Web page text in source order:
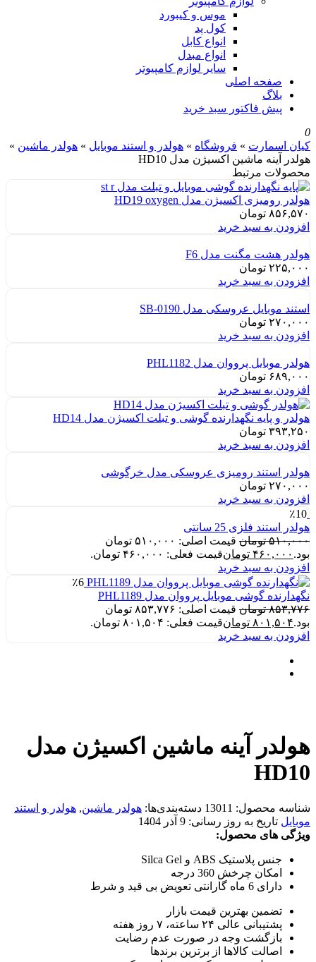
موس و کیبورد
کول پد
انواع کابل
انواع مبدل
سایر لوازم کامپیوتر
صفحه اصلی
بلاگ
پیش فاکتور سبد خرید
0
کیان اسمارت » فروشگاه » هولدر و استند موبایل » هولدر ماشین »
هولدر آینه ماشین اکسیژن مدل HD10
محصولات مرتبط
هولدر رومیزی اکسیژن مدل HD19 oxygen
۸۵۶,۵۷۰ تومان
افزودن به سبد خرید
هولدر هشت مگنت مدل F6
۲۲۵,۰۰۰ تومان
افزودن به سبد خرید
استند موبایل عروسکی مدل SB-0190
۲۷۰,۰۰۰ تومان
افزودن به سبد خرید
هولدر موبایل پرووان مدل PHL1182
۶۸۹,۰۰۰ تومان
افزودن به سبد خرید
هولدر و پایه نگهدارنده گوشی و تبلت اکسیژن مدل HD14
۳۹۳,۲۵۰ تومان
افزودن به سبد خرید
هولدر استند رومیزی عروسکی مدل خرگوشی
۲۷۰,۰۰۰ تومان
افزودن به سبد خرید
٪10
هولدر استند فلزی 25 سانتی
۵۱۰,۰۰۰ تومان
قیمت اصلی: ۵۱۰,۰۰۰ تومان
بود. ۴۶۰,۰۰۰ تومانقیمت فعلی: ۴۶۰,۰۰۰ تومان.
افزودن به سبد خرید
٪6
نگهدارنده گوشی موبایل پرووان مدل PHL1189
۸۵۳,۷۷۶ تومان
قیمت اصلی: ۸۵۳,۷۷۶ تومان
بود.۸۰۱,۵۰۴ تومانقیمت فعلی: ۸۰۱,۵۰۴ تومان.
افزودن به سبد خرید
هولدر آینه ماشین اکسیژن مدل
HD10
شناسه محصول: 13011 دسته‌بندی‌ها: هولدر ماشین, هولدر و استند
موبایل تاریخ به روز رسانی: 9 آذر 1404
ویژگی های محصول:
جنس پلاستیک ABS و Silca Gel
امکان چرخش 360 درجه
دارای 6 ماه گارانتی تعویض بی قید و شرط
تضمین بهترین قیمت بازار
پشتیبانی عالی ۲۴ ساعته، ۷ روز هفته
بازگشت وجه در صورت عدم رضایت
اصالت کالاها از برترین برندها